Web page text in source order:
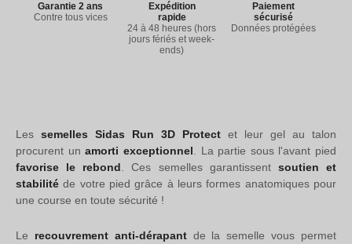
Garantie 2 ans
Contre tous vices
Expédition
rapide
24 à 48 heures (hors
jours fériés et week-
ends)
Paiement
sécurisé
Données protégées
Les semelles Sidas Run 3D Protect et leur gel au talon
procurent unamorti exceptionnel. La partie sous l'avant pied
favorise le rebond. Ces semelles garantissent soutien et
stabilité de votre pied grâce à leurs formes anatomiques pour
une course en toute sécurité !
Le recouvrement anti-dérapantde la semelle vous permet